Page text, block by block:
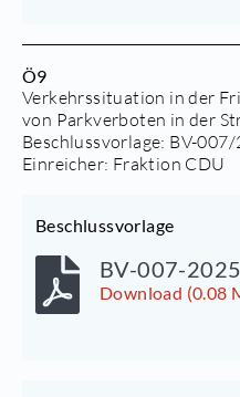
Ö9
Verkehrssituation in der
von Parkverboten in der
Beschlussvorlage: BV-007/
Einreicher: Fraktion CDU
Beschlussvorlage
BV-007-
Download (0.08